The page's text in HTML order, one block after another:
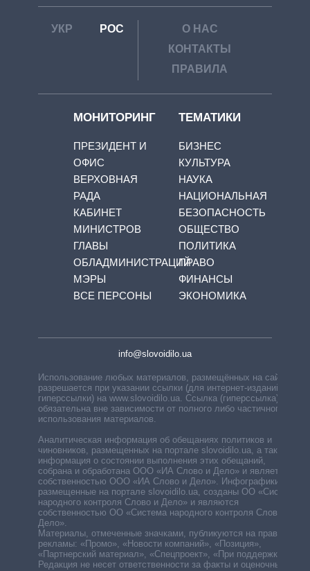
УКР РОС
О НАС
КОНТАКТЫ
ПРАВИЛА
МОНИТОРИНГ
ПРЕЗИДЕНТ И
ОФИС
ВЕРХОВНАЯ
РАДА
КАБИНЕТ
МИНИСТРОВ
ГЛАВЫ
ОБЛАДМИНИСТРАЦИЙ
МЭРЫ
ВСЕ ПЕРСОНЫ
ТЕМАТИКИ
БИЗНЕС
КУЛЬТУРА
НАУКА
НАЦИОНАЛЬНАЯ
БЕЗОПАСНОСТЬ
ОБЩЕСТВО
ПОЛИТИКА
ПРАВО
ФИНАНСЫ
ЭКОНОМИКА
info@slovoidilo.ua
Использование любых материалов, размещённых на сайте,
разрешается при указании ссылки (для интернет-изданий —
гиперссылки) на www.slovoidilo.ua. Ссылка (гиперссылка)
обязательна вне зависимости от полного либо частичного
использования материалов.
Аналитическая информация об обещаниях политиков и
чиновников, размещенных на портале slovoidilo.ua, а также
информация о состоянии выполнения этих обещаний,
собрана и обработана ООО «ИА Слово и Дело» и является
собственностью ООО «ИА Слово и Дело». Инфографики,
размещенные на портале slovoidilo.ua, созданы ОО «Система
народного контроля Слово и Дело» и являются
собственностью ОО «Система народного контроля Слово и
Дело».
Материалы, отмеченные значками, публикуются на правах
рекламы: «Промо», «Новости компаний», «Позиция»,
«Партнерский материал», «Спецпроект», «При поддержке».
Редакция не несет ответственности за факты и оценочные